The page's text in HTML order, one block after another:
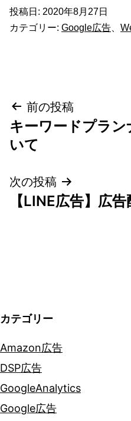
投稿日: 2020年8月27日
カテゴリー: Google広告
投
稿
ビ
ン
前の投稿
キーワードプラ
いて
次の投稿
【LINE広告】広
カテゴリー
Amazon広告
DSP広告
GoogleAnalytics
Google広告